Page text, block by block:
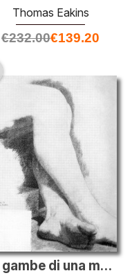
Thomas Eakins
€232.00€139.20
Le gambe di una modella seduta